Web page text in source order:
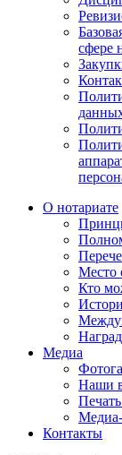
сфере
О нотариате
Место
Кто
Медиа
Наши
Контакты